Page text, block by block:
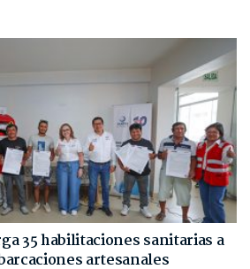
35 habilitaciones sanitarias a
artesanales